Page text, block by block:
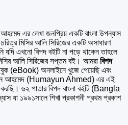
আহমেদ এর লেখা জনপ্রিয় একটি বাংলা উপন্যাস
মিসির আলি সিরিজের একটি অসাধারণ
এখনো বিপদ বইটি না পড়ে থাকেন তাহলে
আলি সিরিজের সপ্তম বই। আমরা বিপদ
(eBook) অনলাইনে খুজে পেয়েছি এবং
আহমেদ (Humayun Ahmed) এর এই
৬২ পাতার বিপদ বাংলা বইটি (Bangla
যা ১৯৯১সালে শিখা প্রকাশনী প্রথম প্রকাশ